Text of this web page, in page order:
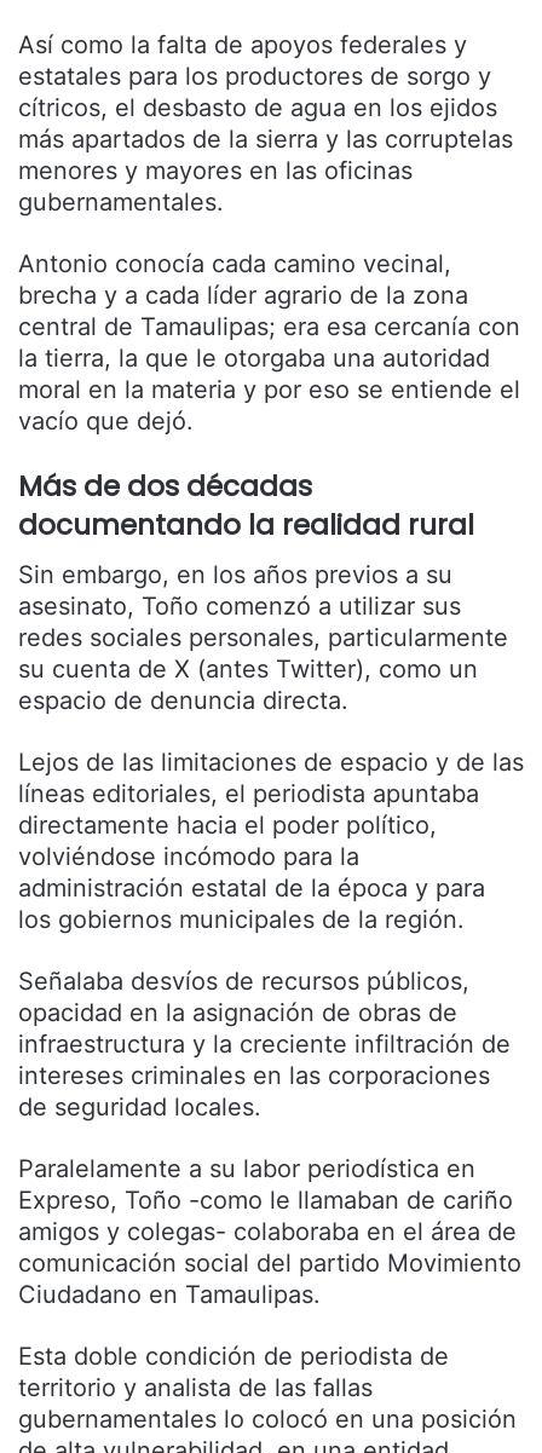
Así como la falta de apoyos federales y
estatales para los productores de sorgo y
cítricos, el desbasto de agua en los ejidos
más apartados de la sierra y las corruptelas
menores y mayores en las oficinas
gubernamentales.
Antonio conocía cada camino vecinal,
brecha y a cada líder agrario de la zona
central de Tamaulipas; era esa cercanía con
la tierra, la que le otorgaba una autoridad
moral en la materia y por eso se entiende el
vacío que dejó.
Más de dos décadas
documentando la realidad rural
Sin embargo, en los años previos a su
asesinato, Toño comenzó a utilizar sus
redes sociales personales, particularmente
su cuenta de X (antes Twitter), como un
espacio de denuncia directa.
Lejos de las limitaciones de espacio y de las
líneas editoriales, el periodista apuntaba
directamente hacia el poder político,
volviéndose incómodo para la
administración estatal de la época y para
los gobiernos municipales de la región.
Señalaba desvíos de recursos públicos,
opacidad en la asignación de obras de
infraestructura y la creciente infiltración de
intereses criminales en las corporaciones
de seguridad locales.
Paralelamente a su labor periodística en
Expreso, Toño -como le llamaban de cariño
amigos y colegas- colaboraba en el área de
comunicación social del partido Movimiento
Ciudadano en Tamaulipas.
Esta doble condición de periodista de
territorio y analista de las fallas
gubernamentales lo colocó en una posición